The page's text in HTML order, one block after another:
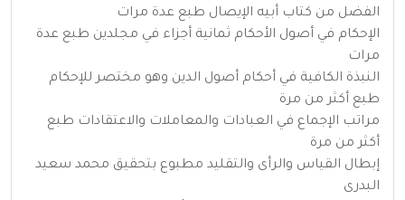
الفضل من كتاب أبيه الإيصال طبع عدة مرات
الإحكام في أصول الأحكام ثمانية أجزاء في مجلدين طبع عدة
مرات
النبذة الكافية في أحكام أصول الدين وهو مختصر للإحكام
طبع أكثر من مرة
مراتب الإجماع في العبادات والمعاملات والاعتقادات طبع
أكثر من مرة
إبطال القياس والرأى والتقليد مطبوع بتحقيق محمد سعيد
البدرى